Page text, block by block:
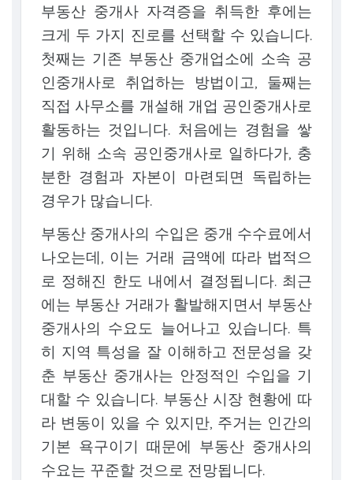
부동산 중개사 자격증을 취득한 후에는
크게 두 가지 진로를 선택할 수 있습니다.
첫째는 기존 부동산 중개업소에 소속 공
인중개사로 취업하는 방법이고, 둘째는
직접 사무소를 개설해 개업 공인중개사로
활동하는 것입니다. 처음에는 경험을 쌓
기 위해 소속 공인중개사로 일하다가, 충
분한 경험과 자본이 마련되면 독립하는
경우가 많습니다.
부동산 중개사의 수입은 중개 수수료에서
나오는데, 이는 거래 금액에 따라 법적으
로 정해진 한도 내에서 결정됩니다. 최근
에는 부동산 거래가 활발해지면서 부동산
중개사의 수요도 늘어나고 있습니다. 특
히 지역 특성을 잘 이해하고 전문성을 갖
춘 부동산 중개사는 안정적인 수입을 기
대할 수 있습니다. 부동산 시장 현황에 따
라 변동이 있을 수 있지만, 주거는 인간의
기본 욕구이기 때문에 부동산 중개사의
수요는 꾸준할 것으로 전망됩니다.